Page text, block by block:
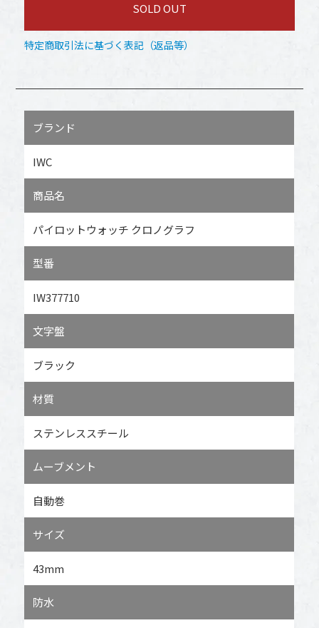
SOLD OUT
特定商取引法に基づく表記（返品等）
ブランド
IWC
商品名
パイロットウォッチ クロノグラフ
型番
IW377710
文字盤
ブラック
材質
ステンレススチール
ムーブメント
自動巻
サイズ
43mm
防水